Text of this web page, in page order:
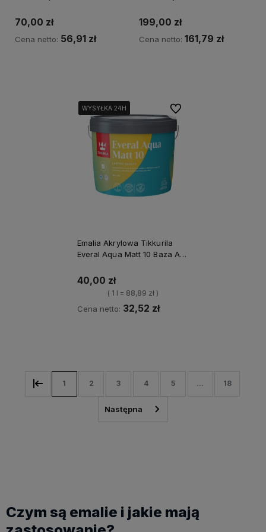
70,00 zł
Cena netto: 56,91 zł
199,00 zł
Cena netto: 161,79 zł
WYSYŁKA 24H
WYSYŁKA 24H
Emalia Akrylowa Tikkurila
Everal Aqua Matt 10 Baza A
40,00 zł
( 1 l = 88,89 zł )
Cena netto: 32,52 zł
Do ulubionych
1 2 3 4 5 ... 18
Czym są emalie i jakie mają